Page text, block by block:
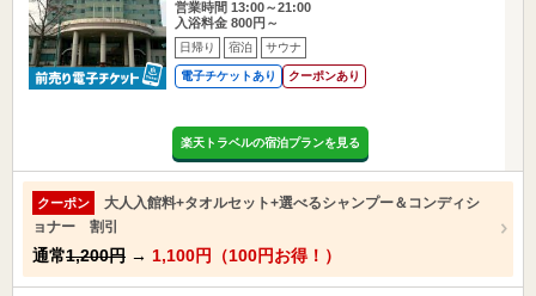
営業時間 13:00～21:00
入浴料金 800円～
日帰り 宿泊 サウナ
電子チケットあり クーポンあり
楽天トラベルの宿泊プランを見る
クーポン
大人入館料+タオルセット+選べるシャンプー＆コンディシ
ョナー 割引
通常1,200円 → 1,100円（100円お得！）